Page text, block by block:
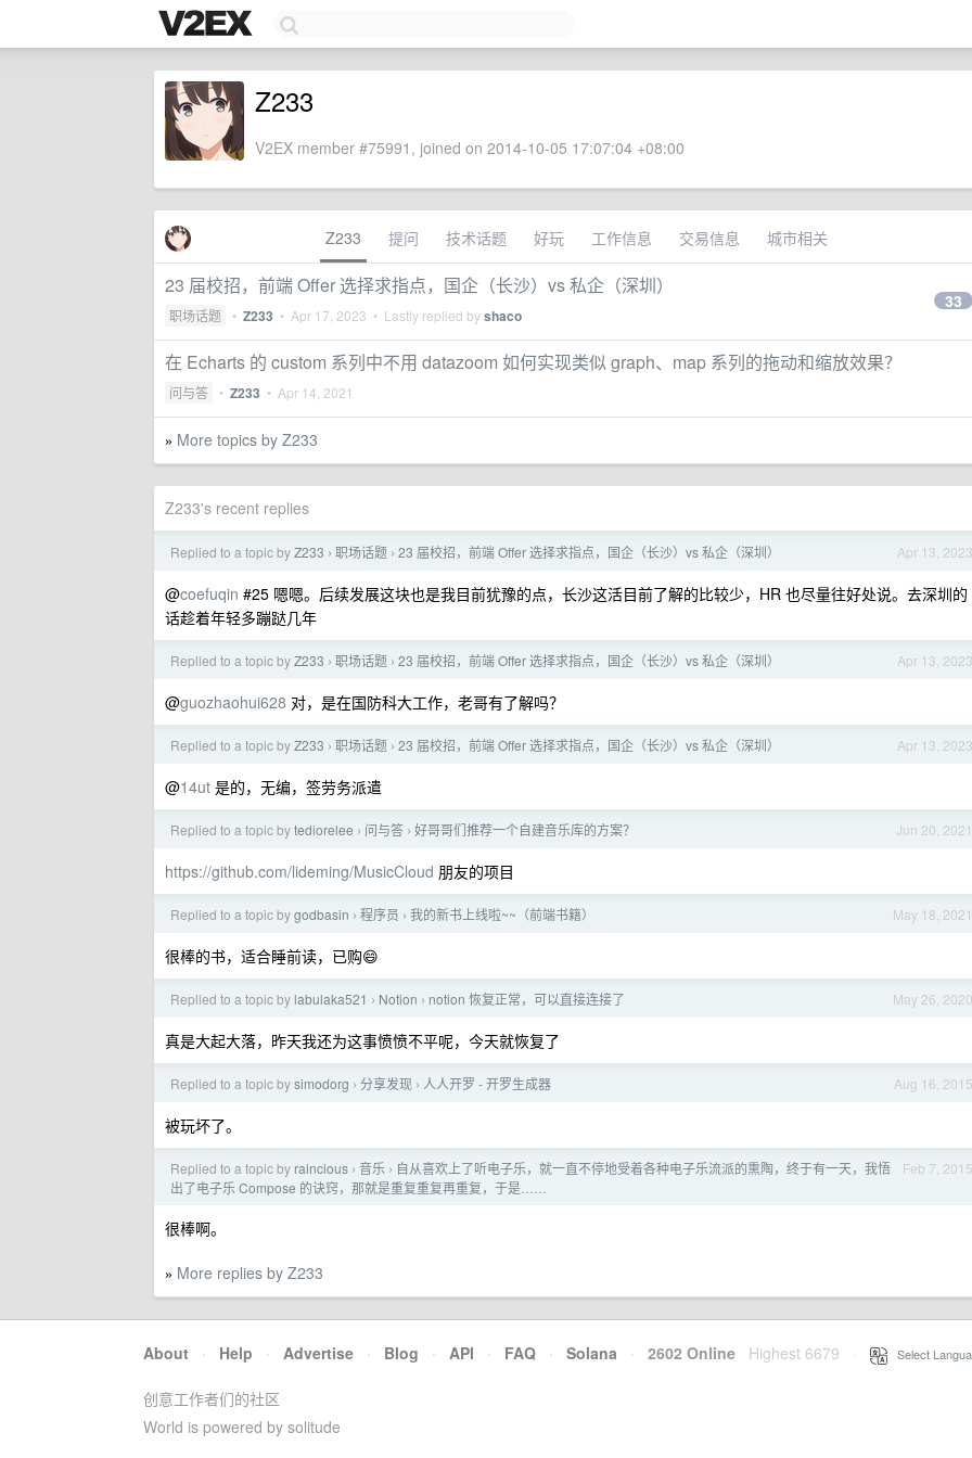
Z233
V2EX member #75991, joined on 2014-10-05 17:07:04 +08:00
Z233 提问 技术话题 好玩 工作信息 交易信息 城市相关
23 届校招，前端 Offer 选择求指点，国企（长沙）vs 私企（深圳）
职场话题 • Z233 • Apr 17, 2023 • Lastly replied byshaco
33
在 Echarts 的 custom 系列中不用 datazoom 如何实现类似 graph、map 系列的拖动和缩放效果？
问与答 • Z233 • Apr 14, 2021
» More topics by Z233
Z233's recent replies
Apr 13, 2023
Replied to a topic byZ233 › 职场话题 › 23 届校招，前端 Offer 选择求指点，国企（长沙）vs 私企（深圳）
@coefuqin #25 嗯嗯。后续发展这块也是我目前犹豫的点，长沙这活目前了解的比较少，HR 也尽量往好处说。去深圳的
话趁着年轻多蹦跶几年
Apr 13, 2023
Replied to a topic byZ233 › 职场话题 › 23 届校招，前端 Offer 选择求指点，国企（长沙）vs 私企（深圳）
@guozhaohui628 对，是在国防科大工作，老哥有了解吗？
Apr 13, 2023
Replied to a topic byZ233 › 职场话题 › 23 届校招，前端 Offer 选择求指点，国企（长沙）vs 私企（深圳）
@14ut 是的，无编，签劳务派遣
Jun 20, 2021
Replied to a topic bytediorelee › 问与答 › 好哥哥们推荐一个自建音乐库的方案？
https://github.com/lideming/MusicCloud 朋友的项目
May 18, 2021
Replied to a topic bygodbasin › 程序员 › 我的新书上线啦~~（前端书籍）
很棒的书，适合睡前读，已购😄
May 26, 2020
Replied to a topic by labulaka521 › Notion › notion 恢复正常，可以直接连接了
真是大起大落，昨天我还为这事愤愤不平呢，今天就恢复了
Aug 16, 2015
Replied to a topic bysimodorg › 分享发现 › 人人开罗 - 开罗生成器
被玩坏了。
Feb 7, 2015
Replied to a topic by raincious › 音乐 › 自从喜欢上了听电子乐，就一直不停地受着各种电子乐流派的熏陶，终于有一天，我悟
出了电子乐 Compose 的诀窍，那就是重复重复再重复，于是……
很棒啊。
» More replies by Z233
About · Help · Advertise · Blog · API · FAQ · Solana · 2602 Online Highest 6679 Select
创意工作者们的社区
World is powered by solitude